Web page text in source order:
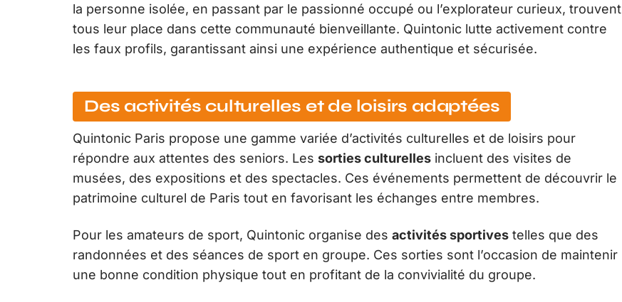
la personne isolée, en passant par le passionné occupé ou l’explorateur curieux, trouvent
tous leur place dans cette communauté bienveillante. Quintonic lutte activement contre
les faux profils, garantissant ainsi une expérience authentique et sécurisée.
Des activités culturelles et de loisirs adaptées
Quintonic Paris propose une gamme variée d’activités culturelles et de loisirs pour
répondre aux attentes des seniors. Les sorties culturelles incluent des visites de
musées, des expositions et des spectacles. Ces événements permettent de découvrir le
patrimoine culturel de Paris tout en favorisant les échanges entre membres.
Pour les amateurs de sport, Quintonic organise des activités sportives telles que des
randonnées et des séances de sport en groupe. Ces sorties sont l’occasion de maintenir
une bonne condition physique tout en profitant de la convivialité du groupe.